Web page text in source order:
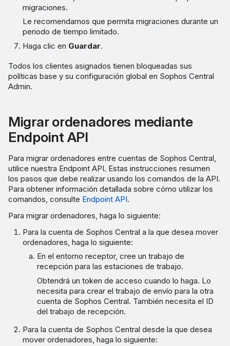
migraciones.
Le recomendamos que permita migraciones durante un
periodo de tiempo limitado.
Haga clic en Guardar.
Todos los clientes asignados tienen bloqueadas sus
políticas base y su configuración global en Sophos Central
Admin.
Migrar ordenadores mediante
Endpoint API
Para migrar ordenadores entre cuentas de Sophos Central,
utilice nuestra Endpoint API. Estas instrucciones resumen
los pasos que debe realizar usando los comandos de la API.
Para obtener información detallada sobre cómo utilizar los
comandos, consulte Endpoint API.
Para migrar ordenadores, haga lo siguiente:
Para la cuenta de Sophos Central a la que desea mover
ordenadores, haga lo siguiente:
En el entorno receptor, cree un trabajo de
recepción para las estaciones de trabajo.
Obtendrá un token de acceso cuando lo haga. Lo
necesita para crear el trabajo de envío para la otra
cuenta de Sophos Central. También necesita el ID
del trabajo de recepción.
Para la cuenta de Sophos Central desde la que desea
mover ordenadores, haga lo siguiente: